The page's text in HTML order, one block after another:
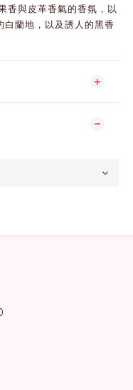
香與皮革香氣的香氛，以
蘭地，以及誘人的黑香